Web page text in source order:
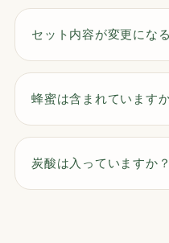
セット内容が変更にな
蜂蜜は含まれています
炭酸は入っていますか？